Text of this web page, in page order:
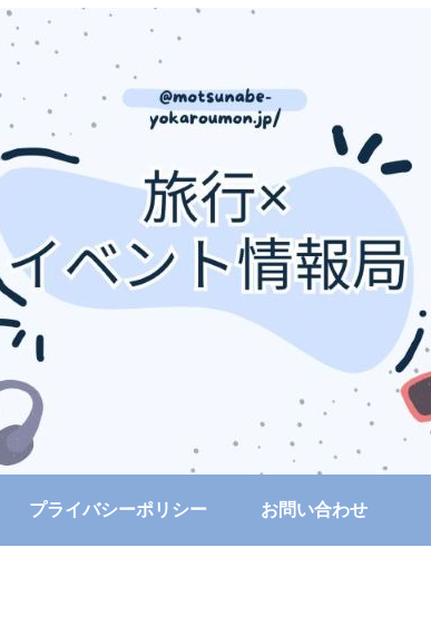
プライバシーポリシー お問い合わせ